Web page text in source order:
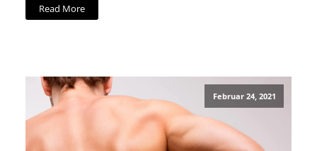
Read More
Februar 24, 2021